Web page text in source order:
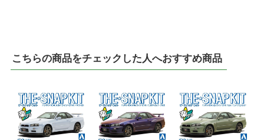
こちらの商品をチェックした人へおすすめ商品